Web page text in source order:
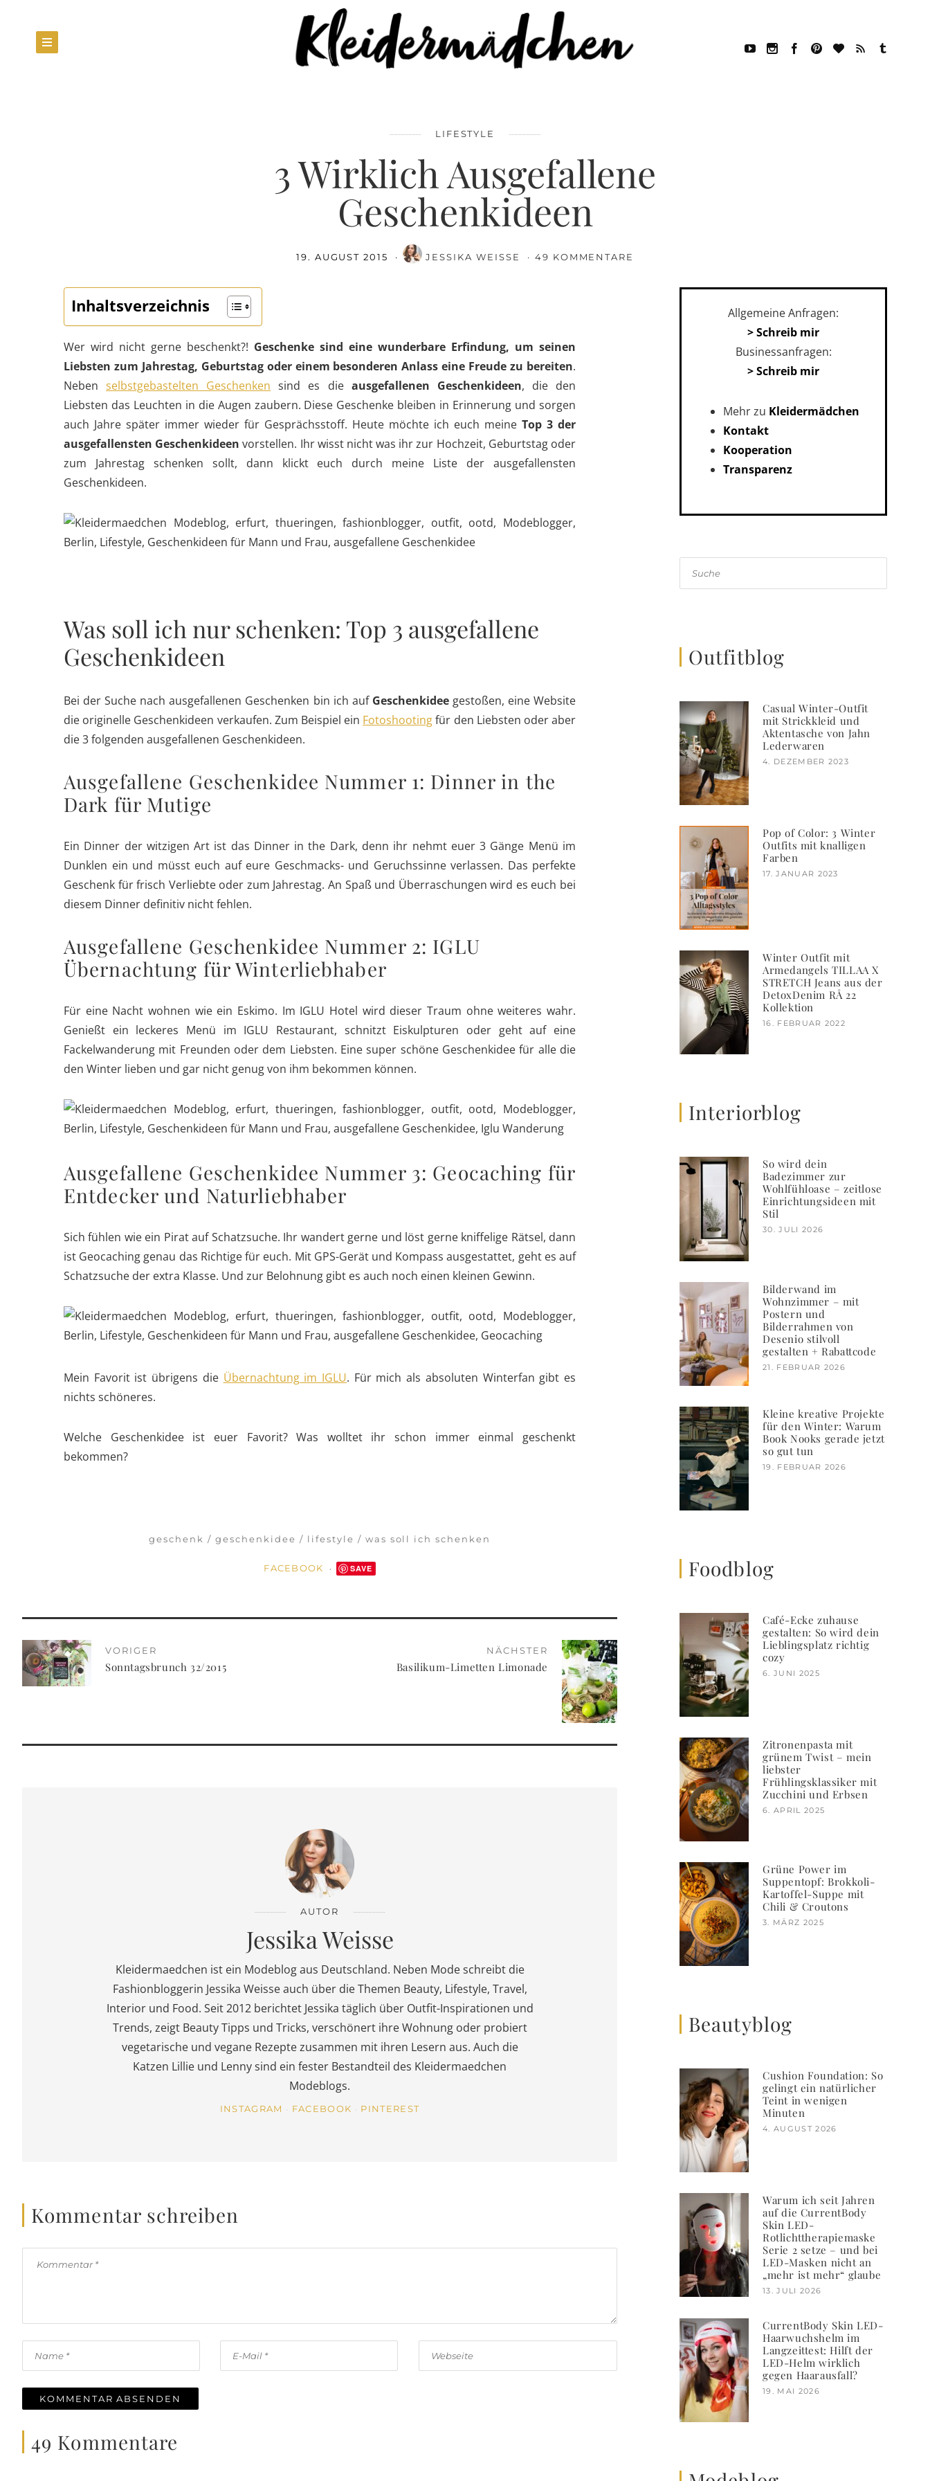
FACEBOOK SAVE
LIFESTYLE
3 Wirklich Ausgefallene
Geschenkideen
19. AUGUST 2015 JESSIKA WEISSE 49 KOMMENTARE
Inhaltsverzeichnis
Wer wird nicht gerne beschenkt?! Geschenke sind eine wunderbare Erfindung, um seinen
Liebsten zum Jahrestag, Geburtstag oder einem besonderen Anlass eine Freude zu bereiten.
Nebenselbstgebastelten Geschenken sind es die ausgefallenen Geschenkideen, die den
Liebsten das Leuchten in die Augen zaubern. Diese Geschenke bleiben in Erinnerung und sorgen
auch Jahre später immer wieder für Gesprächsstoff. Heute möchte ich euch meine Top 3 der
ausgefallensten Geschenkideen vorstellen. Ihr wisst nicht was ihr zur Hochzeit, Geburtstag oder
zum Jahrestag schenken sollt, dann klickt euch durch meine Liste der ausgefallensten
Geschenkideen.
Was soll ich nur schenken: Top 3 ausgefallene
Geschenkideen
Bei der Suche nach ausgefallenen Geschenken bin ich auf Geschenkideegestoßen, eine Website
die originelle Geschenkideen verkaufen. Zum Beispiel ein Fotoshootingfür den Liebsten oder aber
die 3 folgenden ausgefallenen Geschenkideen.
Ausgefallene Geschenkidee Nummer 1: Dinner in the
Dark für Mutige
Ein Dinner der witzigen Art ist das Dinner in the Dark, denn ihr nehmt euer 3 Gänge Menü im
Dunklen ein und müsst euch auf eure Geschmacks- und Geruchssinne verlassen. Das perfekte
Geschenk für frisch Verliebte oder zum Jahrestag. An Spaß und Überraschungen wird es euch bei
diesem Dinner definitiv nicht fehlen.
Ausgefallene Geschenkidee Nummer 2: IGLU
Übernachtung für Winterliebhaber
Für eine Nacht wohnen wie ein Eskimo. Im IGLU Hotel wird dieser Traum ohne weiteres wahr.
Genießt ein leckeres Menü im IGLU Restaurant, schnitzt Eiskulpturen oder geht auf eine
Fackelwanderung mit Freunden oder dem Liebsten. Eine super schöne Geschenkidee für alle die
den Winter lieben und gar nicht genug von ihm bekommen können.
Ausgefallene Geschenkidee Nummer 3: Geocaching für
Entdecker und Naturliebhaber
Sich fühlen wie ein Pirat auf Schatzsuche. Ihr wandert gerne und löst gerne kniffelige Rätsel, dann
ist Geocaching genau das Richtige für euch. Mit GPS-Gerät und Kompass ausgestattet, geht es auf
Schatzsuche der extra Klasse. Und zur Belohnung gibt es auch noch einen kleinen Gewinn.
Mein Favorit ist übrigens die Übernachtung im IGLU. Für mich als absoluten Winterfan gibt es
nichts schöneres.
Welche Geschenkidee ist euer Favorit? Was wolltet ihr schon immer einmal geschenkt
bekommen?
geschenk geschenkidee lifestyle was soll ich schenken
FACEBOOK SAVE
VORIGER
Sonntagsbrunch 32/2015
NÄCHSTER
Basilikum-Limetten Limonade
AUTOR
Jessika Weisse
Kleidermaedchen ist ein Modeblog aus Deutschland. Neben Mode schreibt die
Fashionbloggerin Jessika Weisse auch über die Themen Beauty, Lifestyle, Travel,
Interior und Food. Seit 2012 berichtet Jessika täglich über Outfit-Inspirationen und
Trends, zeigt Beauty Tipps und Tricks, verschönert ihre Wohnung oder probiert
vegetarische und vegane Rezepte zusammen mit ihren Lesern aus. Auch die
Katzen Lillie und Lenny sind ein fester Bestandteil des Kleidermaedchen
Modeblogs.
INSTAGRAM FACEBOOK PINTEREST
Kommentar schreiben
49 Kommentare
Allgemeine Anfragen:
> Schreib mir
Businessanfragen:
> Schreib mir
Mehr zu Kleidermädchen
Kontakt
Kooperation
Transparenz
Suche
Outfitblog
Casual Winter-Outfit
mit Strickkleid und
Aktentasche von Jahn
Lederwaren
4. DEZEMBER 2023
Pop of Color: 3 Winter
Outfits mit knalligen
Farben
17. JANUAR 2023
Winter Outfit mit
Armedangels TILLAA X
STRETCH Jeans aus der
DetoxDenim RÅ 22
Kollektion
16. FEBRUAR 2022
Interiorblog
So wird dein
Badezimmer zur
Wohlfühloase – zeitlose
Einrichtungsideen mit
Stil
30. JULI 2026
Bilderwand im
Wohnzimmer – mit
Postern und
Bilderrahmen von
Desenio stilvoll
gestalten + Rabattcode
21. FEBRUAR 2026
Kleine kreative Projekte
für den Winter: Warum
Book Nooks gerade jetzt
so gut tun
19. FEBRUAR 2026
Foodblog
Café-Ecke zuhause
gestalten: So wird dein
Lieblingsplatz richtig
cozy
6. JUNI 2025
Zitronenpasta mit
grünem Twist – mein
liebster
Frühlingsklassiker mit
Zucchini und Erbsen
6. APRIL 2025
Grüne Power im
Suppentopf: Brokkoli-
Kartoffel-Suppe mit
Chili & Croutons
3. MÄRZ 2025
Beautyblog
Cushion Foundation: So
gelingt ein natürlicher
Teint in wenigen
Minuten
4. AUGUST 2026
Warum ich seit Jahren
auf die CurrentBody
Skin LED-
Rotlichttherapiemaske
Serie 2 setze – und bei
LED-Masken nicht an
„mehr ist mehr“ glaube
13. JULI 2026
CurrentBody Skin LED-
Haarwuchshelm im
Langzeittest: Hilft der
LED-Helm wirklich
gegen Haarausfall?
19. MAI 2026